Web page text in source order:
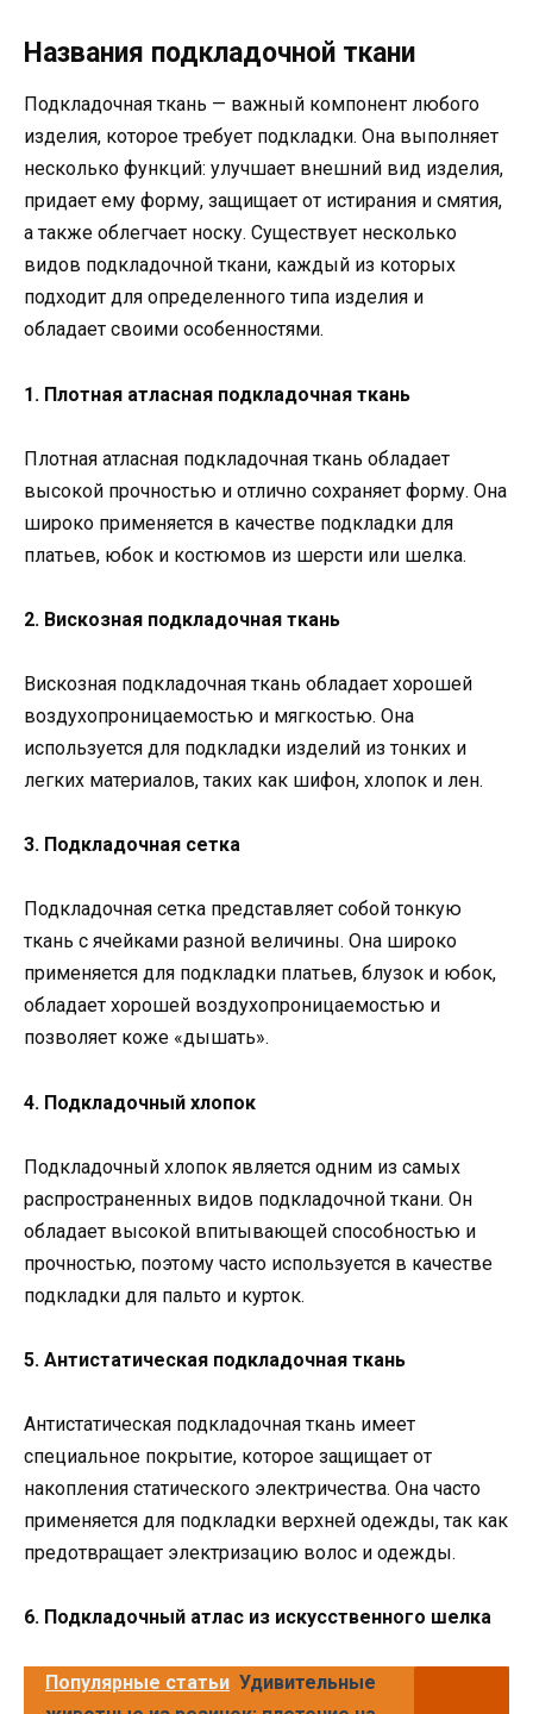
Названия подкладочной ткани
Подкладочная ткань — важный компонент любого
изделия, которое требует подкладки. Она выполняет
несколько функций: улучшает внешний вид изделия,
придает ему форму, защищает от истирания и смятия,
а также облегчает носку. Существует несколько
видов подкладочной ткани, каждый из которых
подходит для определенного типа изделия и
обладает своими особенностями.
1. Плотная атласная подкладочная ткань
Плотная атласная подкладочная ткань обладает
высокой прочностью и отлично сохраняет форму. Она
широко применяется в качестве подкладки для
платьев, юбок и костюмов из шерсти или шелка.
2. Вискозная подкладочная ткань
Вискозная подкладочная ткань обладает хорошей
воздухопроницаемостью и мягкостью. Она
используется для подкладки изделий из тонких и
легких материалов, таких как шифон, хлопок и лен.
3. Подкладочная сетка
Подкладочная сетка представляет собой тонкую
ткань с ячейками разной величины. Она широко
применяется для подкладки платьев, блузок и юбок,
обладает хорошей воздухопроницаемостью и
позволяет коже «дышать».
4. Подкладочный хлопок
Подкладочный хлопок является одним из самых
распространенных видов подкладочной ткани. Он
обладает высокой впитывающей способностью и
прочностью, поэтому часто используется в качестве
подкладки для пальто и курток.
5. Антистатическая подкладочная ткань
Антистатическая подкладочная ткань имеет
специальное покрытие, которое защищает от
накопления статического электричества. Она часто
применяется для подкладки верхней одежды, так как
предотвращает электризацию волос и одежды.
6. Подкладочный атлас из искусственного шелка
Популярные статьи Удивительные